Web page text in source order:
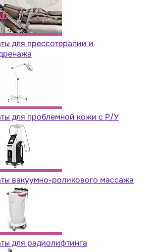
для прессотерапии и
для проблемной кожи с Р/У
вакуумно-роликового массажа
для радиолифтинга